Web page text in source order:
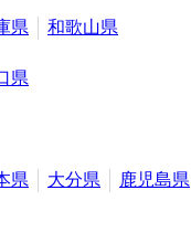
県 和歌山県
県
県 大分県 鹿児島県